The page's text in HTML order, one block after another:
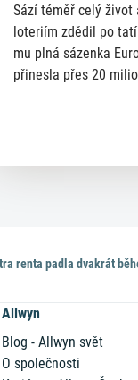
Sází téměř celý život
loteriím zdědil po
mu plná sázenka
přinesla přes 20
Allwyn
Blog - Allwyn svět
O společnosti